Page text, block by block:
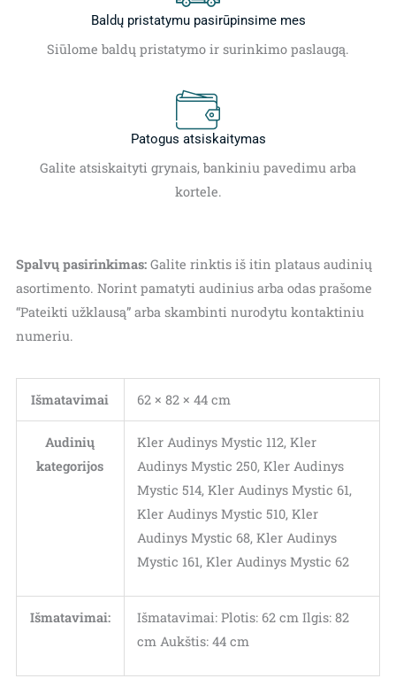
Baldų pristatymu pasirūpinsime mes
Siūlome baldų pristatymo ir surinkimo paslaugą.
Patogus atsiskaitymas
Galite atsiskaityti grynais, bankiniu pavedimu arba
kortele.
Spalvų pasirinkimas:Galite rinktis iš itin plataus audinių
asortimento. Norint pamatyti audinius arba odas prašome
“Pateikti užklausą” arba skambinti nurodytu kontaktiniu
numeriu.
Išmatavimai 62 × 82 × 44 cm
Audinių
kategorijos
Kler Audinys Mystic 112, Kler
Audinys Mystic 250, Kler Audinys
Mystic 514, Kler Audinys Mystic 61,
Kler Audinys Mystic 510, Kler
Audinys Mystic 68, Kler Audinys
Mystic 161, Kler Audinys Mystic 62
Išmatavimai:
Išmatavimai: Plotis: 62 cm Ilgis: 82
cm Aukštis: 44 cm